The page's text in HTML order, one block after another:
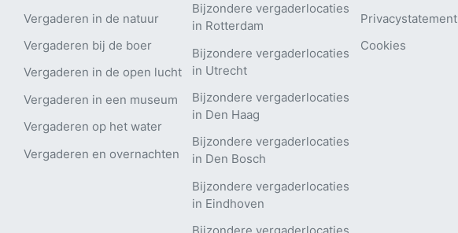
Vergaderen in de natuur
Vergaderen bij de boer
Vergaderen in de open lucht
Vergaderen in een museum
Vergaderen op het water
Vergaderen en overnachten
Bijzondere vergaderlocaties
in Rotterdam
Bijzondere vergaderlocaties
in Utrecht
Bijzondere vergaderlocaties
in Den Haag
Bijzondere vergaderlocaties
in Den Bosch
Bijzondere vergaderlocaties
in Eindhoven
Privacystatement
Cookies